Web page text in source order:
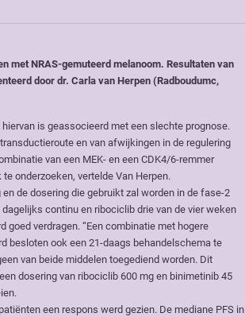
met NRAS-gemuteerd melanoom. Resultaten van
door dr. Carla van Herpen (Radboudumc,
is geassocieerd met een slechte prognose.
en van afwijkingen in de regulering
van een MEK- en een CDK4/6-remmer
onderzoeken, vertelde Van Herpen.
de dosering die gebruikt zal worden in de fase-2
continu en ribociclib drie van de vier weken
verdragen. “Een combinatie met hogere
besloten ook een 21-daags behandelschema te
van beide middelen toegediend worden. Dit
dosering van ribociclib 600 mg en binimetinib 45
een respons werd gezien. De mediane PFS in